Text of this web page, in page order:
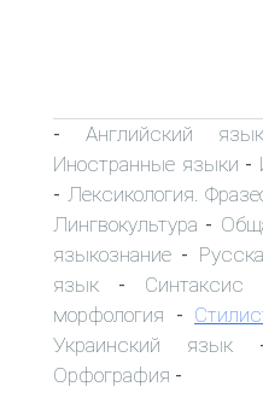
- Английский язык
Иностранные языки -
- Лексикология.
Лингвокультура -
языкознание -
язык - Синтаксис
морфология -
Украинский язык
Орфография -